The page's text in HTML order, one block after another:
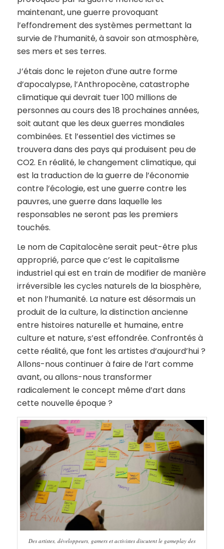
maintenant, une guerre provoquant
l’effondrement des systèmes permettant la
survie de l’humanité, à savoir son atmosphère,
ses mers et ses terres.
J’étais donc le rejeton d’une autre forme
d’apocalypse, l’Anthropocène, catastrophe
climatique qui devrait tuer 100 millions de
personnes au cours des 18 prochaines années,
soit autant que les deux guerres mondiales
combinées. Et l’essentiel des victimes se
trouvera dans des pays qui produisent peu de
CO2. En réalité, le changement climatique, qui
est la traduction de la guerre de l’économie
contre l’écologie, est une guerre contre les
pauvres, une guerre dans laquelle les
responsables ne seront pas les premiers
touchés.
Le nom de Capitalocène serait peut-être plus
approprié, parce que c’est le capitalisme
industriel qui est en train de modifier de manière
irréversible les cycles naturels de la biosphère,
et non l’humanité. La nature est désormais un
produit de la culture, la distinction ancienne
entre histoires naturelle et humaine, entre
culture et nature, s’est effondrée. Confrontés à
cette réalité, que font les artistes d’aujourd’hui ?
Allons-nous continuer à faire de l’art comme
avant, ou allons-nous transformer
radicalement le concept même d’art dans
cette nouvelle époque ?
Des artistes, développeurs, gamers et activistes discutent le gameplay des